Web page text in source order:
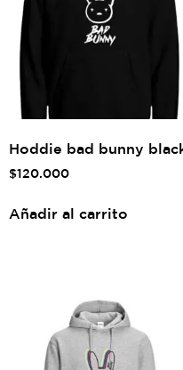
Hoddie bad bunny
$120.000
Añadir al carrito